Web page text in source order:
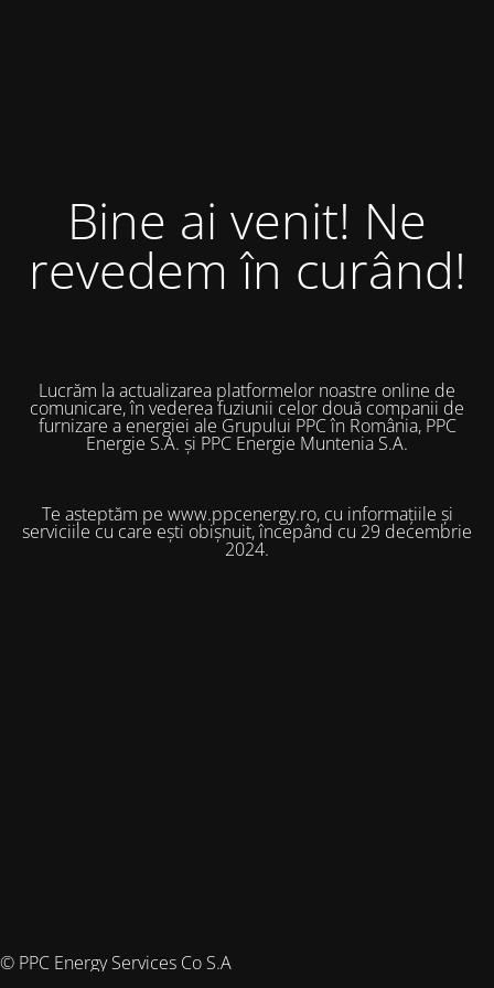
Bine ai venit! Ne
revedem în curând!
Lucrăm la actualizarea platformelor noastre online de
comunicare, în vederea fuziunii celor două companii de
furnizare a energiei ale Grupului PPC în România, PPC
Energie S.A. și PPC Energie Muntenia S.A.
Te așteptăm pe www.ppcenergy.ro, cu informațiile și
serviciile cu care ești obișnuit, începând cu 29 decembrie
2024.
© PPC Energy Services Co S.A